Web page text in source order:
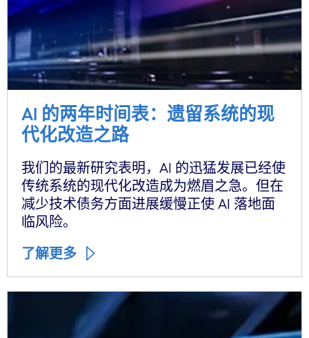
AI 的两年时间表：遗留系统的现
代化改造之路
我们的最新研究表明，AI 的迅猛发展已经使
传统系统的现代化改造成为燃眉之急。但在
减少技术债务方面进展缓慢正使 AI 落地面
临风险。
了解更多